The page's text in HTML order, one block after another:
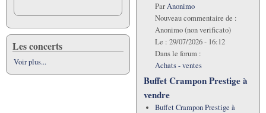
Les concerts
Voir plus...
ParAnonimo
Nouveau commentaire de :
Anonimo (non verificato)
Le : 29/07/2026 - 16:12
Dans le forum :
Achats - ventes
Buffet Crampon Prestige à
vendre
Buffet Crampon Prestige à